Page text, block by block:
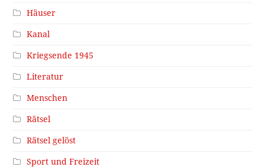
Häuser
Kanal
Kriegsende 1945
Literatur
Menschen
Rätsel
Rätsel gelöst
Sport und Freizeit